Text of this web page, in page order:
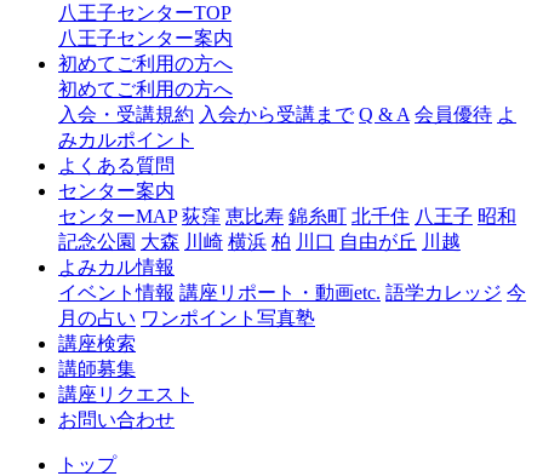
ャ
王
八王子センターTOP
八王子センター案内
初めてご利用の方へ
初めてご利用の方へ
入会・受講規約 入会から受講まで Q & A 会員優待 よ
みカルポイント
よくある質問
センター案内
センターMAP 荻窪 恵比寿 錦糸町 北千住 八王子 昭和
記念公園 大森 川崎 横浜 柏 川口 自由が丘 川越
よみカル情報
イベント情報 講座リポート・動画etc. 語学カレッジ 今
月の占い ワンポイント写真塾
講座検索
講師募集
講座リクエスト
お問い合わせ
トップ